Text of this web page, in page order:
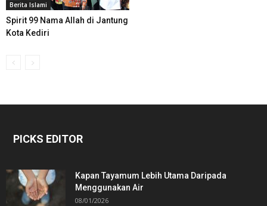
Berita Islami
Spirit 99 Nama Allah di Jantung
Kota Kediri
PICKS EDITOR
Kapan Tayamum Lebih Utama Daripada
Menggunakan Air
08/01/2026